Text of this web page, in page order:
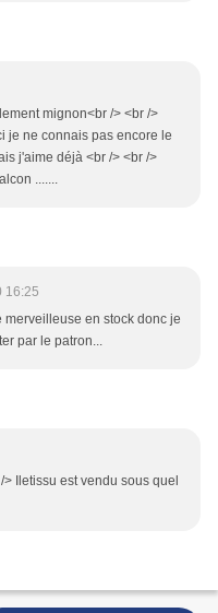
mignon<br /> <br />
je ne connais pas encore le
j'aime déjà <br /> <br />
.......
16:25
merveilleuse en stock donc je
par le patron...
Iletissu est vendu sous quel